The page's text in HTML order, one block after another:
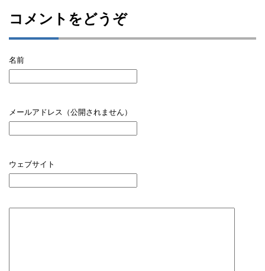
コメントをどうぞ
名前
メールアドレス（公開されません）
ウェブサイト